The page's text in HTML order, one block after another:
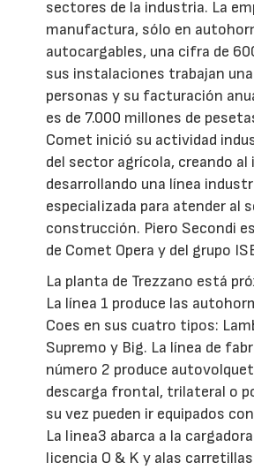
sectores de la industria. La
manufactura, sólo en
autocargables, una cifra de
sus instalaciones trabajan
personas y su facturación
es de 7.000 millones de
Comet inició su actividad
del sector agrícola, creando al
desarrollando una línea
especializada para atender al
construcción. Piero Secondi
de Comet Opera y del grupo
La planta de Trezzano está
La línea 1 produce las
Coes en sus cuatro tipos:
Supremo y Big. La línea de
número 2 produce
descarga frontal, trilateral o
su vez pueden ir equipados
La linea3 abarca a la
licencia O & K y alas